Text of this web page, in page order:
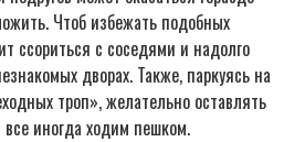
Чтоб избежать подобных
ссориться с соседями и надолго
дворах. Также, паркуясь на
троп», желательно оставлять
иногда ходим пешком.